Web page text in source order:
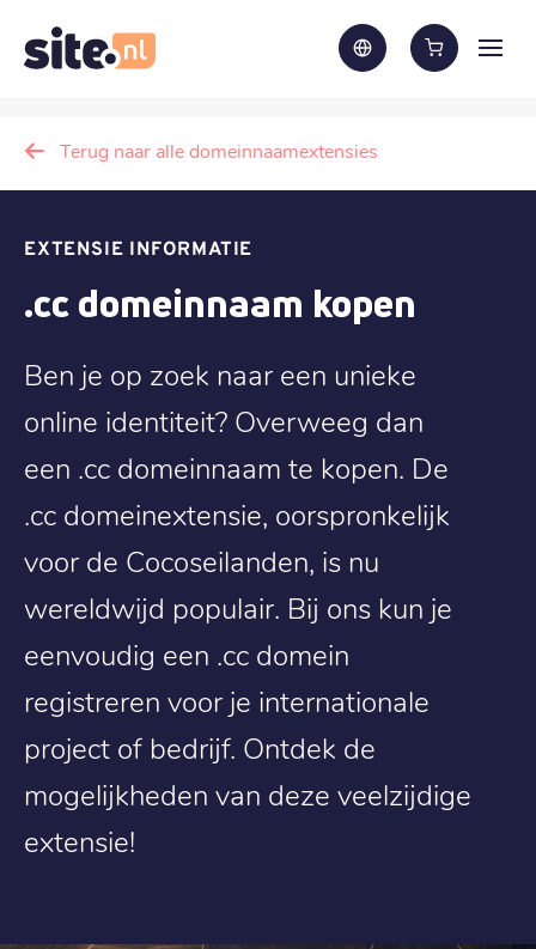
Terug naar alle domeinnaamextensies
EXTENSIE INFORMATIE
.cc domeinnaam kopen
Ben je op zoek naar een unieke
online identiteit? Overweeg dan
een .cc domeinnaam te kopen. De
.cc domeinextensie, oorspronkelijk
voor de Cocoseilanden, is nu
wereldwijd populair. Bij ons kun je
eenvoudig een .cc domein
registreren voor je internationale
project of bedrijf. Ontdek de
mogelijkheden van deze veelzijdige
extensie!